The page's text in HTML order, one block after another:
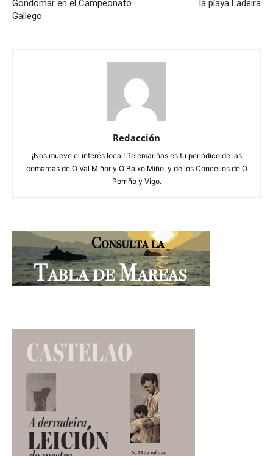
Gondomar en el Campeonato
Gallego
la playa Ladeira
Redacción
¡Nos mueve el interés local! Telemariñas es tu periódico de las
comarcas de O Val Miñor y O Baixo Miño, y de los Concellos de O
Porriño y Vigo.